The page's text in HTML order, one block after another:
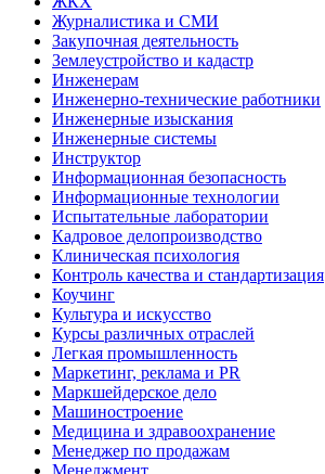
Журналистика и СМИ
Закупочная деятельность
Землеустройство и кадастр
Инженерам
Инженерно-технические работники
Инженерные изыскания
Инженерные системы
Инструктор
Информационная безопасность
Информационные технологии
Испытательные лаборатории
Кадровое делопроизводство
Клиническая психология
Контроль качества и стандартизация
Коучинг
Культура и искусство
Курсы различных отраслей
Легкая промышленность
Маркетинг, реклама и PR
Маркшейдерское дело
Машиностроение
Медицина и здравоохранение
Менеджер по продажам
Менеджмент